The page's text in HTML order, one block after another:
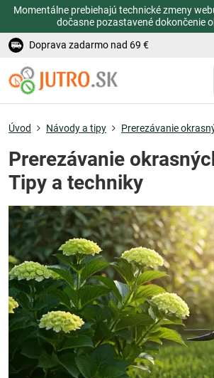
Momentálne prebiehajú technické zmeny
dočasne pozastavené dokončenie
Doprava zadarmo nad 69 €
Úvod Návody a tipy Prerezávanie
Prerezávanie
Tipy a techniky